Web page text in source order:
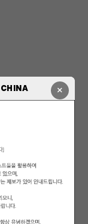
×
CHINA